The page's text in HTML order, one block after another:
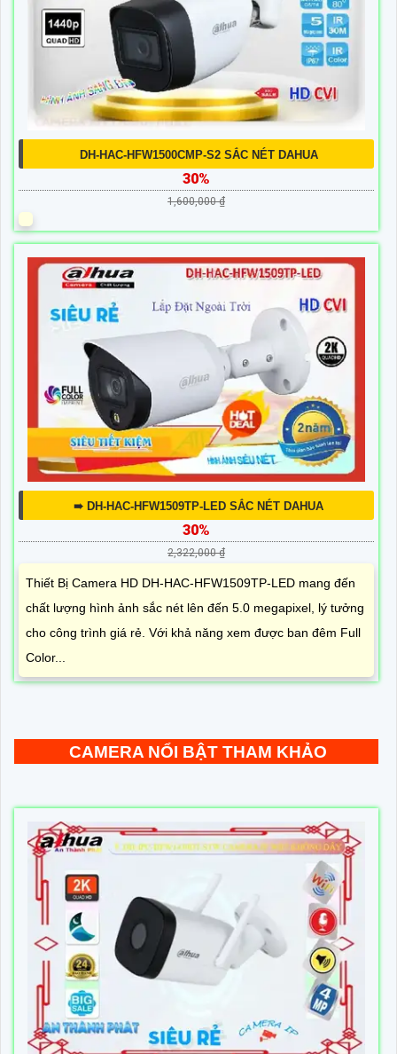
DH-HAC-HFW1500CMP-S2 SẮC NÉT DAHUA
30%
1,600,000 ₫
➠ DH-HAC-HFW1509TP-LED SẮC NÉT DAHUA
30%
2,322,000 ₫
Thiết Bị Camera HD DH-HAC-HFW1509TP-LED mang đến
chất lượng hình ảnh sắc nét lên đến 5.0 megapixel, lý tưởng
cho công trình giá rẻ. Với khả năng xem được ban đêm Full
Color...
CAMERA NỔI BẬT THAM KHẢO